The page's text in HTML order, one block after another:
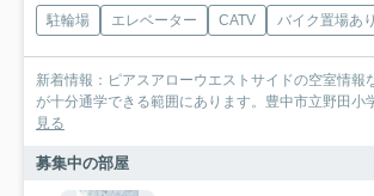
駐輪場 エレベーター CATV バイク置場あり
新着情報：ピアスアローウエストサイドの空室情報
が十分通学できる範囲にあります。豊中市立野田小
見る
募集中の部屋